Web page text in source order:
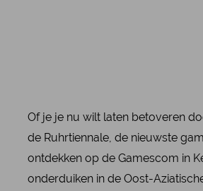
Of je je nu wilt laten betoveren
de Ruhrtiennale, de nieuwste
ontdekken op de Gamescom in
onderduiken in de Oost-